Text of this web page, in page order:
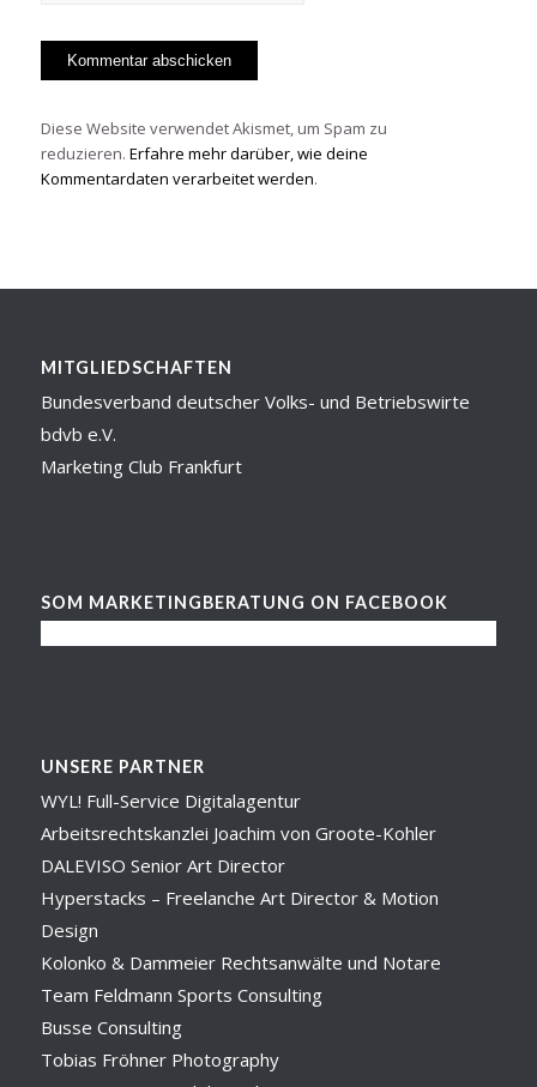
Diese Website verwendet Akismet, um Spam zu
reduzieren. Erfahre mehr darüber, wie deine
Kommentardaten verarbeitet werden.
MITGLIEDSCHAFTEN
Bundesverband deutscher Volks- und Betriebswirte
bdvb e.V.
Marketing Club Frankfurt
SOM MARKETINGBERATUNG ON FACEBOOK
UNSERE PARTNER
WYL! Full-Service Digitalagentur
Arbeitsrechtskanzlei Joachim von Groote-Kohler
DALEVISO Senior Art Director
Hyperstacks – Freelanche Art Director & Motion
Design
Kolonko & Dammeier Rechtsanwälte und Notare
Team Feldmann Sports Consulting
Busse Consulting
Tobias Fröhner Photography